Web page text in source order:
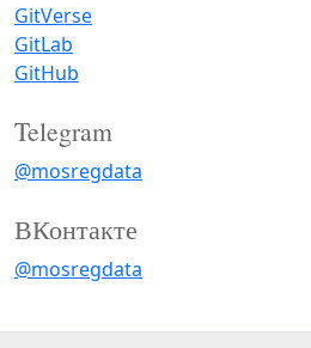
GitVerse
GitLab
GitHub
Telegram
@mosregdata
ВКонтакте
@mosregdata